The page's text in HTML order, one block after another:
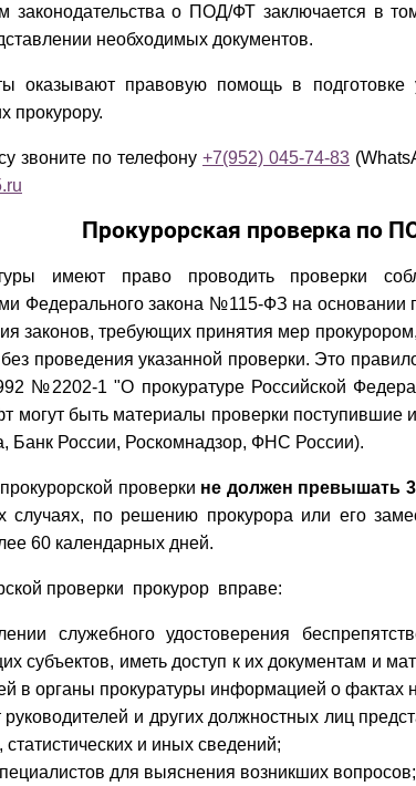
законодательства о ПОД/ФТ заключается в
необходимых документов.
оказывают правовую помощь в подготовке
прокурору.
звоните по телефону +7(952) 045-74-83
Прокурорская проверка
имеют право проводить проверки
Федерального закона №115-ФЗ на
законов, требующих принятия мер
проведения указанной проверки. Это
№2202-1 "О прокуратуре Российской
могут быть материалы проверки поступившие
Банк России, Роскомнадзор, ФНС России).
проверки не должен превышать
случаях, по решению прокурора или его
60 календарных дней.
проверки прокурор вправе:
служебного удостоверения
субъектов, иметь доступ к их документам и
в органы прокуратуры информацией о фактах
руководителей и других должностных лиц
статистических и иных сведений;
для выяснения возникших вопросов;